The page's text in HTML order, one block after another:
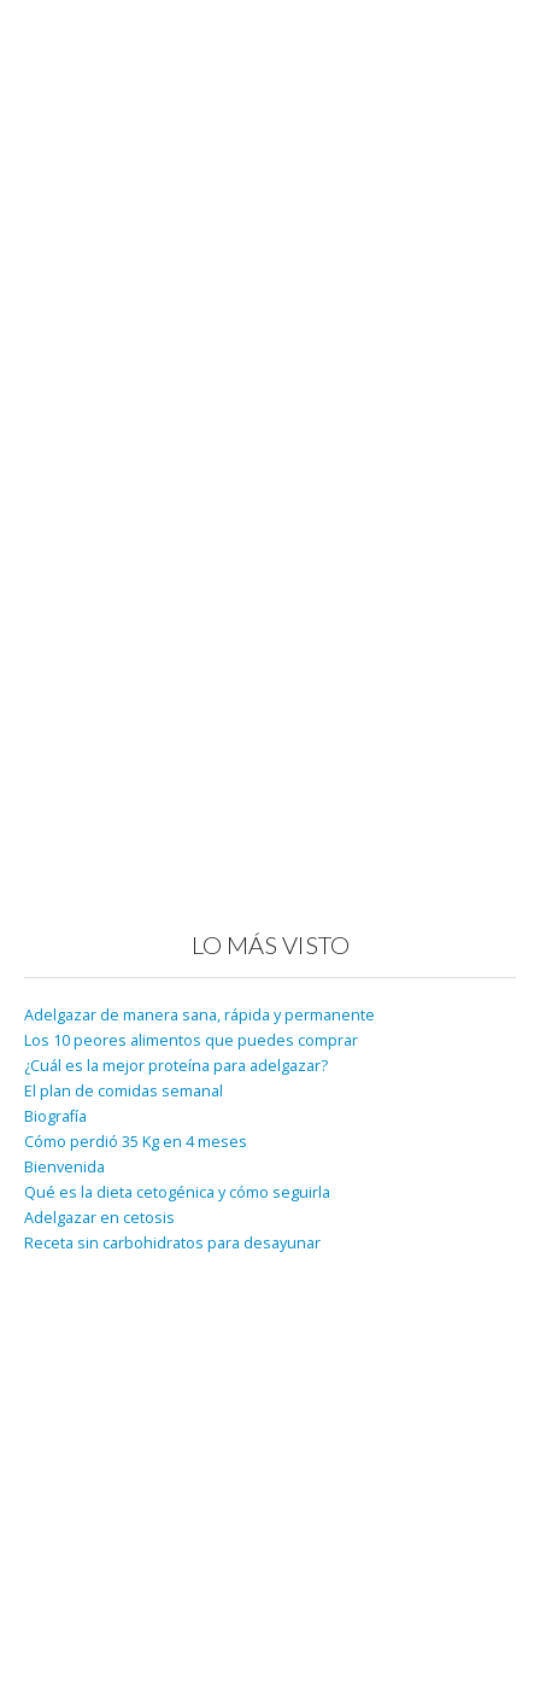
LO MÁS VISTO
Adelgazar de manera sana, rápida y permanente
Los 10 peores alimentos que puedes comprar
¿Cuál es la mejor proteína para adelgazar?
El plan de comidas semanal
Biografía
Cómo perdió 35 Kg en 4 meses
Bienvenida
Qué es la dieta cetogénica y cómo seguirla
Adelgazar en cetosis
Receta sin carbohidratos para desayunar